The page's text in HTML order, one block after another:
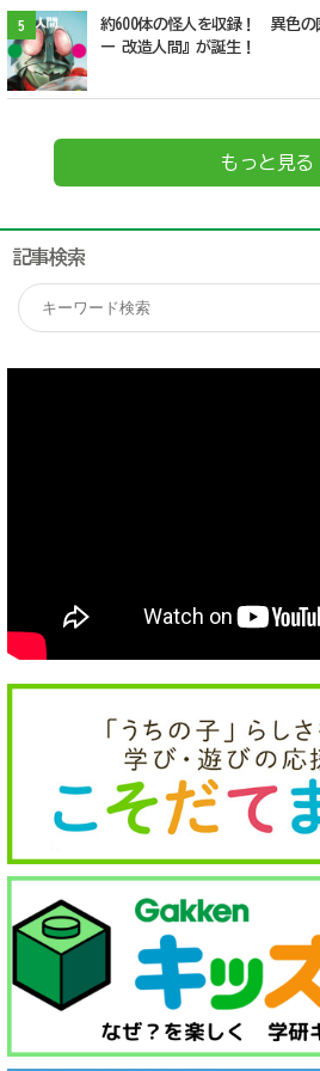
5
約600体の怪人を収録！ 異色
ー 改造人間』が誕生！
もっと見る
記事検索